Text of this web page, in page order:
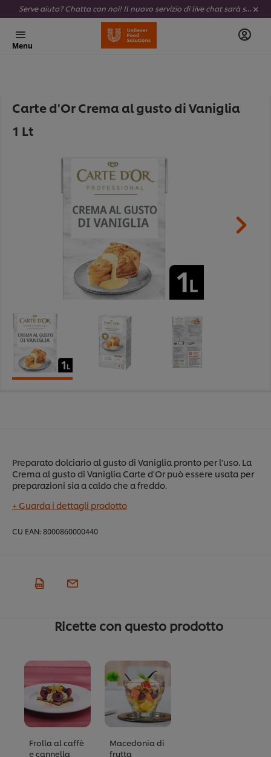
Serve aiuto? Chatta con noi! Il nuovo servizio di live chat sarà sempre attivo e completamente al tuo servizio.
Menu
Carte d'Or Crema al gusto di Vaniglia
1 Lt
Preparato dolciario al gusto di Vaniglia pronto per l’uso. La
Crema al gusto di Vaniglia Carte d'Or può essere usata per
preparazioni sia a caldo che a freddo.
+ Guarda i dettagli prodotto
CU EAN: 8000860000440
Ricette con questo prodotto
Frolla al caffè
e cannella
Macedonia di
frutta